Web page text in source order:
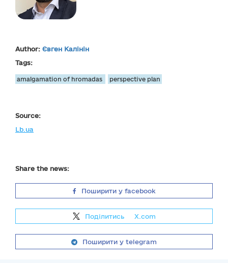
Author: Євген Калінін
Tags:
amalgamation of hromadas perspective plan
Source:
Lb.ua
Share the news:
Поширити у facebook
Поділитись X.com
Поширити у telegram